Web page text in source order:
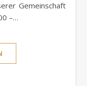
Gemeinschaft
–…